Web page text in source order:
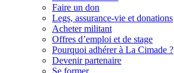
Faire un don
Legs, assurance-vie et donations
Acheter militant
Offres d’emploi et de stage
Pourquoi adhérer à La Cimade ?
Devenir partenaire
Se former